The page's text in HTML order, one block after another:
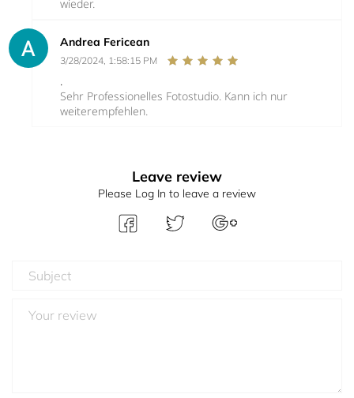
wieder.
Andrea Fericean
3/28/2024, 1:58:15 PM
.
Sehr Professionelles Fotostudio. Kann ich nur
weiterempfehlen.
Leave review
Please Log In to leave a review